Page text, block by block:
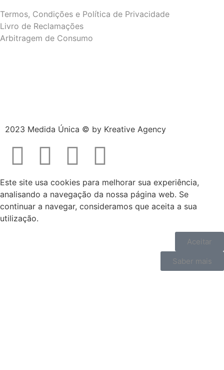
Termos, Condições e Política de Privacidade
Livro de Reclamações
Arbitragem de Consumo
2023 Medida Única © by Kreative Agency
Este site usa cookies para melhorar sua experiência,
analisando a navegação da nossa página web. Se
continuar a navegar, consideramos que aceita a sua
utilização.
Aceitar
Saber mais